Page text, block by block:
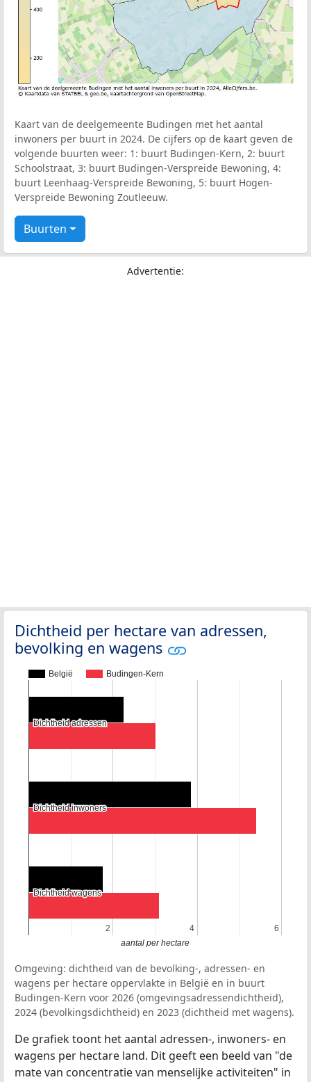
Kaart van de deelgemeente Budingen met het aantal
inwoners per buurt in 2024. De cijfers op de kaart geven de
volgende buurten weer: 1: buurt Budingen-Kern, 2: buurt
Schoolstraat, 3: buurt Budingen-Verspreide Bewoning, 4:
buurt Leenhaag-Verspreide Bewoning, 5: buurt Hogen-
Verspreide Bewoning Zoutleeuw.
Buurten
Advertentie:
Dichtheid per hectare van adressen,
bevolking en wagens
België Budingen-Kern
2
2 4
4 6
6
Dichtheid adressen
Dichtheid adressen
Dichtheid inwoners
Dichtheid inwoners
Dichtheid wagens
Dichtheid wagens
aantal per hectare
Omgeving: dichtheid van de bevolking-, adressen- en
wagens per hectare oppervlakte in België en in buurt
Budingen-Kern voor 2026 (omgevingsadressendichtheid),
2024 (bevolkingsdichtheid) en 2023 (dichtheid met wagens).
De grafiek toont het aantal adressen-, inwoners- en
wagens per hectare land. Dit geeft een beeld van "de
mate van concentratie van menselijke activiteiten" in